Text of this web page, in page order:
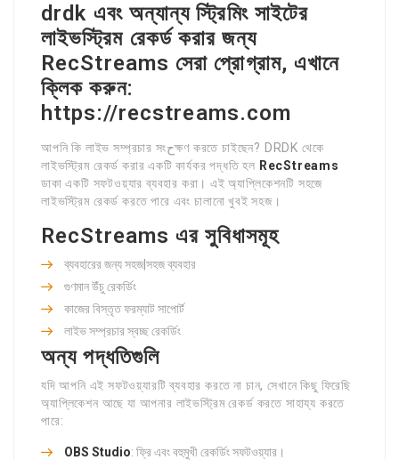
drdk এবং অন্যান্য স্ট্রিমিং সাইটের
লাইভস্ট্রিম রেকর্ড করার জন্য
RecStreams সেরা প্রোগ্রাম, এখানে
ক্লিক করুন:
https://recstreams.com
আপনি কি লাইভ সম্প্রচার সংحক্ষণ করতে চাইছেন? DRDK থেকে
লাইভস্ট্রিম রেকর্ড করার একটি কার্যকর পদ্ধতি হল RecStreams
ডাকা একটি সফটওয়্যার ব্যবহার করা। এই অ্যাপ্লিকেশনটি সহজে
লাইভস্ট্রিম রেকর্ড করতে পারে এবং চালানো খুবই সহজ।
RecStreams এর সুবিধাসমূহ
ব্যবহারের জন্য সহজ|সহজ ব্যবহার
গুণমান উঁচু রেকর্ডিং
কাজের বিস্তৃত ফরম্যাট সাপোর্ট
লাইভ সম্প্রচার স্বচ্ছ রেকর্ডিং
অন্য পদ্ধতিগুলি
যদি আপনি এই সফটওয়্যারটি ব্যবহার করতে না চান, সেখানে কিছু ফিরেছি
অ্যাপ্লিকেশন আছে যা আপনার লাইভস্ট্রিম রেকর্ড করতে সাহায্য করতে
পারে:
OBS Studio: ফ্রি এবং বহুমুখী রেকর্ডিং সফটওয়্যার।